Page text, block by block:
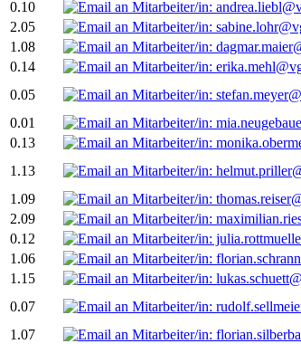
0.10
2.05
1.08
0.14
0.05
0.01
0.13
1.13
1.09
2.09
0.12
1.06
1.15
0.07
1.07